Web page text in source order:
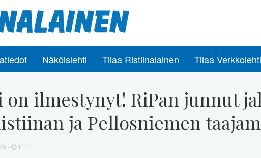
Näköislehti Tilaa Ristiinalainen Tilaa Verkkolehti
on ilmestynyt! RiPan junnut
ja Pellosniemen
- 11:11